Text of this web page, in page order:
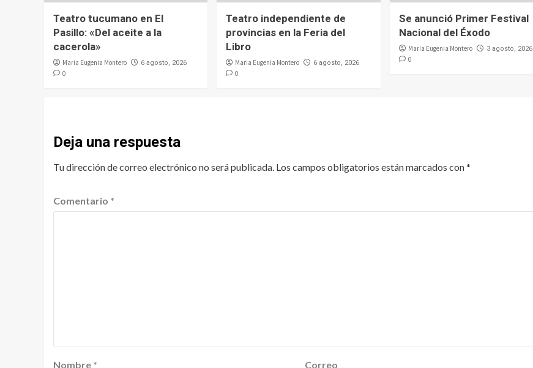
Teatro tucumano en El
Pasillo: «Del aceite a la
cacerola»
Maria Eugenia Montero 6 agosto, 2026
0
Teatro independiente de
provincias en la Feria del
Libro
Maria Eugenia Montero 6 agosto, 2026
0
Se anunció Primer Festival
Nacional del Éxodo
Maria Eugenia Montero 3 agosto, 2026
0
Deja una respuesta
Tu dirección de correo electrónico no será publicada. Los campos obligatorios están marcados con*
Comentario *
Nombre * Correo